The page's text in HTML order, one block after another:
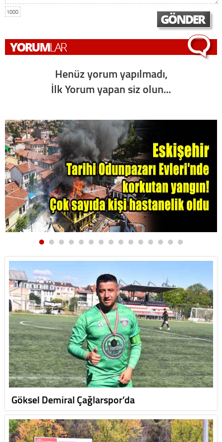
1000
Henüz yorum yapılmadı,
İlk Yorum yapan siz olun...
Göksel Demiral Çağlarspor’da